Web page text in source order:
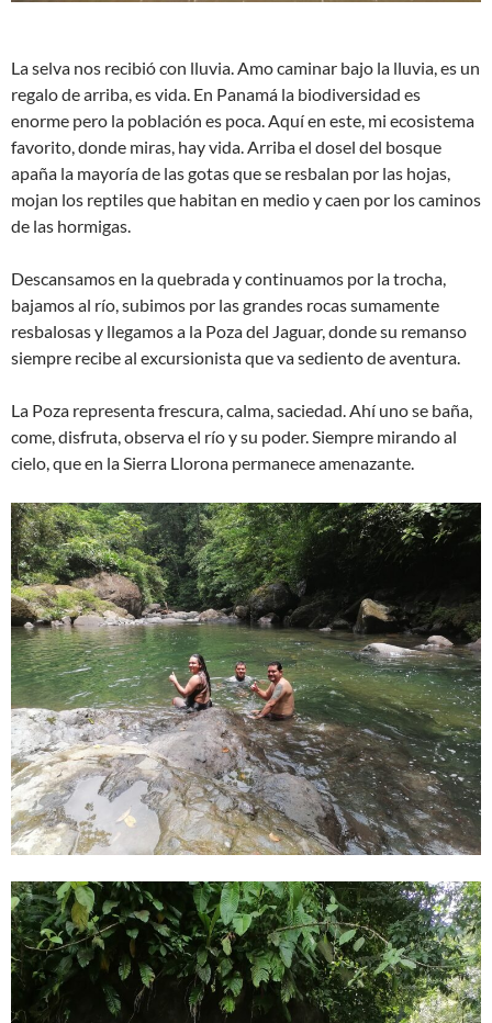
La selva nos recibió con lluvia. Amo caminar bajo la lluvia, es un
regalo de arriba, es vida. En Panamá la biodiversidad es
enorme pero la población es poca. Aquí en este, mi ecosistema
favorito, donde miras, hay vida. Arriba el dosel del bosque
apaña la mayoría de las gotas que se resbalan por las hojas,
mojan los reptiles que habitan en medio y caen por los caminos
de las hormigas.
Descansamos en la quebrada y continuamos por la trocha,
bajamos al río, subimos por las grandes rocas sumamente
resbalosas y llegamos a la Poza del Jaguar, donde su remanso
siempre recibe al excursionista que va sediento de aventura.
La Poza representa frescura, calma, saciedad. Ahí uno se baña,
come, disfruta, observa el río y su poder. Siempre mirando al
cielo, que en la Sierra Llorona permanece amenazante.